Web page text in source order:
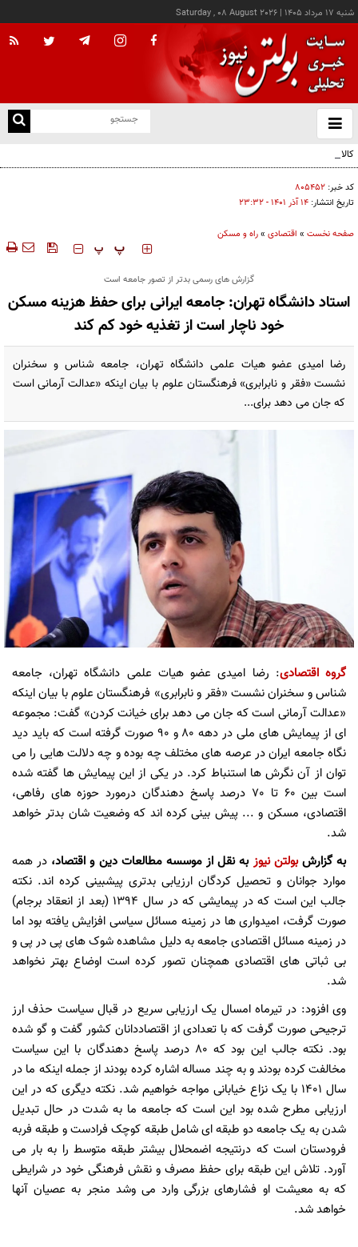
شنبه ۱۷ مرداد ۱۴۰۵ |
Saturday , 08 August 2026
باز
و
کالابرگ این خانوارها امروز شارژ شد
کد خبر: ۸۰۵۴۵۲
تاریخ انتشار: ۱۴ آذر ۱۴۰۱ - ۲۳:۳۲
صفحه نخست » اقتصادی »راه و مسکن
‍‍‍ پ پ
گزارش های رسمی بدتر از تصور جامعه است
استاد دانشگاه تهران: جامعه ایرانی برای حفظ هزینه مسکن
خود ناچار است از تغذیه خود کم کند
رضا امیدی عضو هیات علمی دانشگاه تهران، جامعه شناس و سخنران
نشست «فقر و نابرابری» فرهنگستان علوم با بیان اینکه «عدالت آرمانی است
که جان می دهد برای...
گروه اقتصادی: رضا امیدی عضو هیات علمی دانشگاه تهران، جامعه
شناس و سخنران نشست «فقر و نابرابری» فرهنگستان علوم با بیان اینکه
«عدالت آرمانی است که جان می دهد برای خیانت کردن» گفت: مجموعه
ای از پیمایش های ملی در دهه 80 و 90 صورت گرفته است که باید دید
نگاه جامعه ایران در عرصه های مختلف چه بوده و چه دلالت هایی را می
توان از آن نگرش ها استنباط کرد. در یکی از این پیمایش ها گفته شده
است بین 60 تا 70 درصد پاسخ دهندگان درمورد حوزه های رفاهی،
اقتصادی، مسکن و ... پیش بینی کرده اند که وضعیت شان بدتر خواهد
شد.
به گزارشبولتن نیوز به نقل از موسسه مطالعات دین و اقتصاد، در همه
موارد جوانان و تحصیل کردگان ارزیابی بدتری پیشبینی کرده اند. نکته
جالب این است که در پیمایشی که در سال 1394 (بعد از انعقاد برجام)
صورت گرفت، امیدواری ها در زمینه مسائل سیاسی افزایش یافته بود اما
در زمینه مسائل اقتصادی جامعه به دلیل مشاهده شوک های پی در پی و
بی ثباتی های اقتصادی همچنان تصور کرده است اوضاع بهتر نخواهد
شد.
وی افزود: در تیرماه امسال یک ارزیابی سریع در قبال سیاست حذف ارز
ترجیحی صورت گرفت که با تعدادی از اقتصاددانان کشور گفت و گو شده
بود. نکته جالب این بود که 80 درصد پاسخ دهندگان با این سیاست
مخالفت کرده بودند و به چند مساله اشاره کرده بودند از جمله اینکه ما در
سال 1401 با یک نزاع خیابانی مواجه خواهیم شد. نکته دیگری که در این
ارزیابی مطرح شده بود این است که جامعه ما به شدت در حال تبدیل
شدن به یک جامعه دو طبقه ای شامل طبقه کوچک فرادست و طبقه فربه
فرودستان است که درنتیجه اضمحلال بیشتر طبقه متوسط را به بار می
آورد. تلاش این طبقه برای حفظ مصرف و نقش فرهنگی خود در شرایطی
که به معیشت او فشارهای بزرگی وارد می وشد منجر به عصیان آنها
خواهد شد.